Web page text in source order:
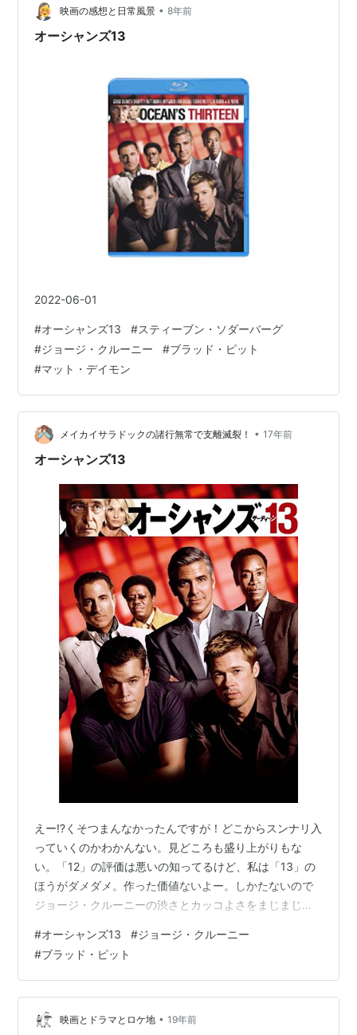
映画の感想と日常風景 • 8年前
オーシャンズ13
2022-06-01
#オーシャンズ13 #スティーブン・ソダーバーグ
#ジョージ・クルーニー #ブラッド・ピット
#マット・デイモン
メイカイサラドックの諸行無常で支離滅裂！ • 17年前
オーシャンズ13
えー!?くそつまんなかったんですが！どこからスンナリ入
っていくのかわかんない。見どころも盛り上がりもな
い。「12」の評価は悪いの知ってるけど、私は「13」の
ほうがダメダメ。作った価値ないよー。しかたないので
ジョージ・クルーニーの渋さとカッコよさをまじまじ眺
ら。
#オーシャンズ13 #ジョージ・クルーニー
#ブラッド・ピット
映画とドラマとロケ地 • 19年前